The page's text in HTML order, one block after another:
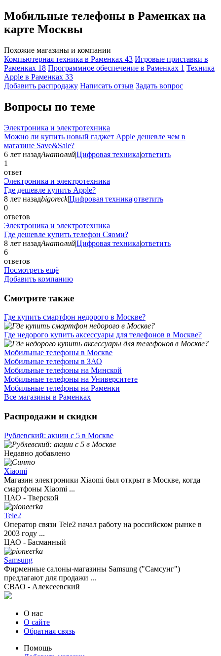
Мобильные телефоны в Раменках на
карте Москвы
Похожие магазины и компании
Компьютерная техника в Раменках 43 Игровые приставки в
Раменках 18 Программное обеспечение в Раменках 1 Техника
Apple в Раменках 33
Добавить раcпродажу Написать отзыв Задать вопрос
Вопросы по теме
Электроника и электротехника
Можно ли купить новый гаджет Apple дешевле чем в
магазине Save&Sale?
6 лет назадАнатолий|Цифровая техника|ответить
1
ответ
Электроника и электротехника
Где дешевле купить Apple?
8 лет назадbigoreck|Цифровая техника|ответить
0
ответов
Электроника и электротехника
Где дешевле купить телефон Сяоми?
8 лет назадАнатолий|Цифровая техника|ответить
6
ответов
Посмотреть ещё
Добавить компанию
Смотрите также
Где купить смартфон недорого в Москве?
Где недорого купить аксессуары для телефонов в Москве?
Мобильные телефоны в Москве
Мобильные телефоны в ЗАО
Мобильные телефоны на Минской
Мобильные телефоны на Университете
Мобильные телефоны на Раменки
Все магазины в Раменках
Распродажи и скидки
Рублевский: акции с 5 в Москве
Недавно добавлено
Xiaomi
Магазин электроники Xiaomi был открыт в Москве, когда
смартфоны Xiaomi ...
ЦАО - Тверской
Tele2
Оператор связи Tele2 начал работу на российском рынке в
2003 году ...
ЦАО - Басманный
Samsung
Фирменные салоны-магазины Samsung ("Самсунг")
предлагают для продажи ...
СВАО - Алексеевский
О нас
О сайте
Обратная связь
Помощь